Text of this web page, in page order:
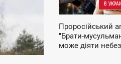
В
Проросійський
"Брати-
може діяти